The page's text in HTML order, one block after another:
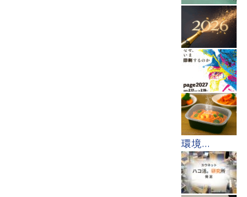
環境...